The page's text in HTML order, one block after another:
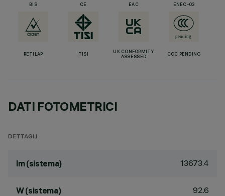
BIS CE EAC ENEC-03
RETILAP TISI
UK CONFORMITY
ASSESSED
CCC PENDING
DATI FOTOMETRICI
DETTAGLI
lm (sistema) 13673.4
W (sistema) 92.6